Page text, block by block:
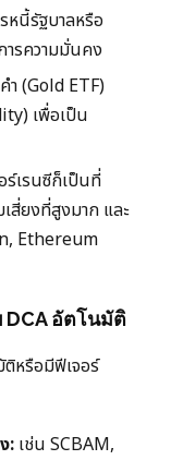
หนี้รัฐบาลหรือ
รความมั่นคง
(Gold ETF)
เพื่อเป็น
ร์เรนซีก็เป็นที่
สี่ยงที่สูงมาก และ
Ethereum
อัตโนมัติ
หรือมีฟีเจอร์
: เช่น SCBAM,